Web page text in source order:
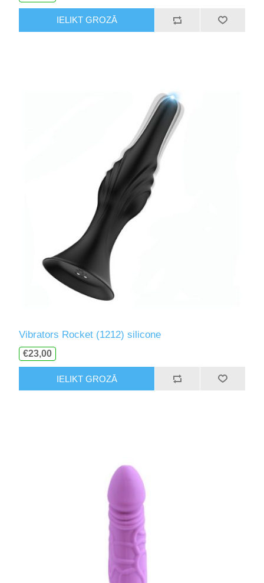
IELIKT GROZĀ
Vibrators Rocket (1212) silicone
€23,00
IELIKT GROZĀ